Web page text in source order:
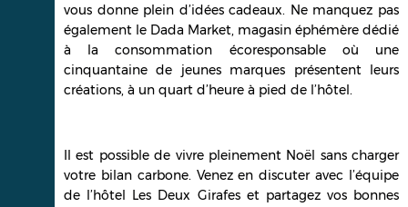
vous donne plein d’idées cadeaux. Ne manquez pas
également le Dada Market, magasin éphémère dédié
à la consommation écoresponsable où une
cinquantaine de jeunes marques présentent leurs
créations, à un quart d’heure à pied de l’hôtel.
Il est possible de vivre pleinement Noël sans charger
votre bilan carbone. Venez en discuter avec l’équipe
de l’hôtel Les Deux Girafes et partagez vos bonnes